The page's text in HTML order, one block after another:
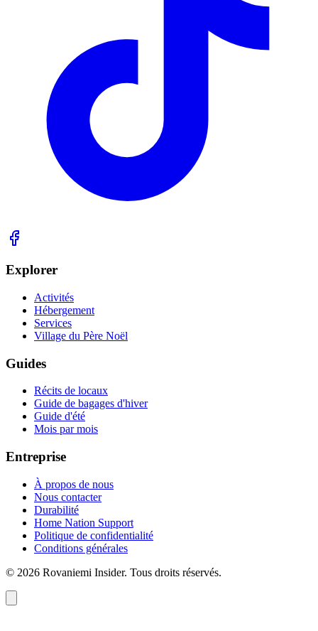
Explorer
Activités
Hébergement
Services
Village du Père Noël
Guides
Récits de locaux
Guide de bagages d'hiver
Guide d'été
Mois par mois
Entreprise
À propos de nous
Nous contacter
Durabilité
Home Nation Support
Politique de confidentialité
Conditions générales
© 2026 Rovaniemi Insider. Tous droits réservés.